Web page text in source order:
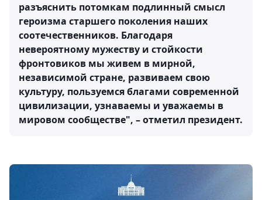
разъяснить потомкам подлинный смысл
героизма старшего поколения наших
соотечественников. Благодаря
невероятному мужеству и стойкости
фронтовиков мы живем в мирной,
независимой стране, развиваем свою
культуру, пользуемся благами современной
цивилизации, узнаваемы и уважаемы в
мировом сообществе", – отметил президент.